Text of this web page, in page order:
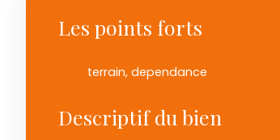
Les points forts
terrain, dependance
Descriptif du bien